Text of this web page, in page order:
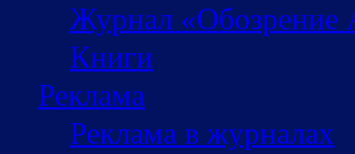
Журнал «Обозрение
Книги
Реклама
Реклама в журналах